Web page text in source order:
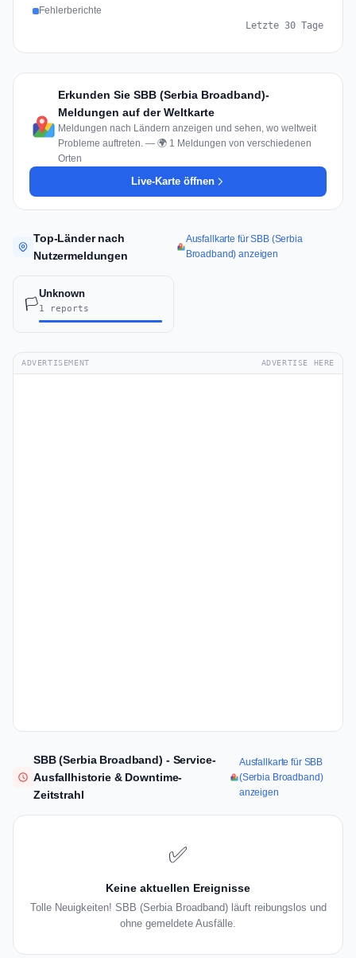
Fehlerberichte
Letzte 30 Tage
Erkunden Sie SBB (Serbia Broadband)-
Meldungen auf der Weltkarte
Meldungen nach Ländern anzeigen und sehen, wo weltweit
Probleme auftreten. — 🌍 1 Meldungen von verschiedenen
Orten
Live-Karte öffnen
Top-Länder nach
Nutzermeldungen
Ausfallkarte für SBB (Serbia
Broadband) anzeigen
🏳️
Unknown
1 reports
ADVERTISEMENT ADVERTISE HERE
SBB (Serbia Broadband) - Service-
Ausfallhistorie & Downtime-
Zeitstrahl
Ausfallkarte für SBB
(Serbia Broadband)
anzeigen
✅
Keine aktuellen Ereignisse
Tolle Neuigkeiten! SBB (Serbia Broadband) läuft reibungslos und
ohne gemeldete Ausfälle.